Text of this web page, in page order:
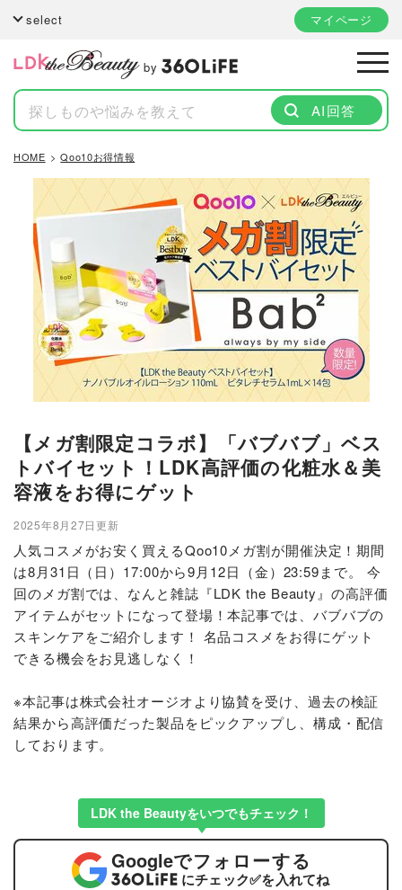
select マイページ
by
AI回答
HOME Qoo10お得情報
【メガ割限定コラボ】「バブバブ」ベス
トバイセット！LDK高評価の化粧水＆美
容液をお得にゲット
2025年8月27日更新
人気コスメがお安く買えるQoo10メガ割が開催決定！期間
は8月31日（日）17:00から9月12日（金）23:59まで。 今
回のメガ割では、なんと雑誌『LDK the Beauty』の高評価
アイテムがセットになって登場！本記事では、バブバブの
スキンケアをご紹介します！ 名品コスメをお得にゲット
できる機会をお見逃しなく！
※本記事は株式会社オージオより協賛を受け、過去の検証
結果から高評価だった製品をピックアップし、構成・配信
しております。
LDK the Beautyをいつでもチェック！
Googleでフォローする
にチェック✅を入れてね